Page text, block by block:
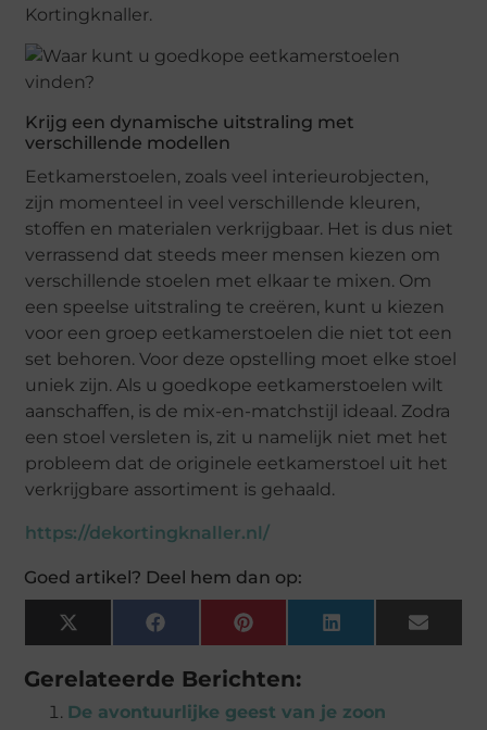
Kortingknaller.
Krijg een dynamische uitstraling met
verschillende modellen
Eetkamerstoelen, zoals veel interieurobjecten,
zijn momenteel in veel verschillende kleuren,
stoffen en materialen verkrijgbaar. Het is dus niet
verrassend dat steeds meer mensen kiezen om
verschillende stoelen met elkaar te mixen. Om
een speelse uitstraling te creëren, kunt u kiezen
voor een groep eetkamerstoelen die niet tot een
set behoren. Voor deze opstelling moet elke stoel
uniek zijn. Als u goedkope eetkamerstoelen wilt
aanschaffen, is de mix-en-matchstijl ideaal. Zodra
een stoel versleten is, zit u namelijk niet met het
probleem dat de originele eetkamerstoel uit het
verkrijgbare assortiment is gehaald.
https://dekortingknaller.nl/
Goed artikel? Deel hem dan op:
X
(Twitter)
FacebookPinterestLinkedIn Email
Gerelateerde Berichten:
De avontuurlijke geest van je zoon